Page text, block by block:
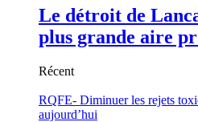
Le détroit de
plus grande aire
Récent
RQFE- Diminuer les rejets
aujourd’hui